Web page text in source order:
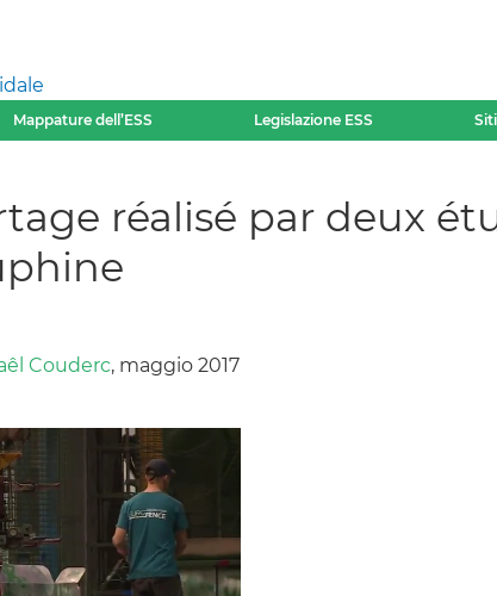
Mappature dell’ESS Legislazione ESS
réalisé par deux
Couderc, maggio 2017